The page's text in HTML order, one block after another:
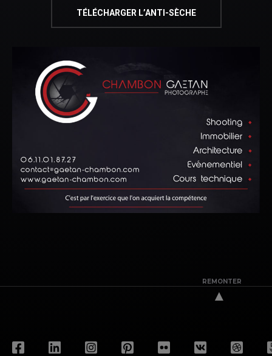
TÉLÉCHARGER L’ANTI-SÈCHE
REMONTER
▲